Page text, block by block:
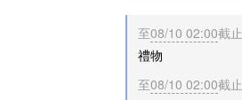
至08/10 02:00截止
禮物
至08/10 02:00截止